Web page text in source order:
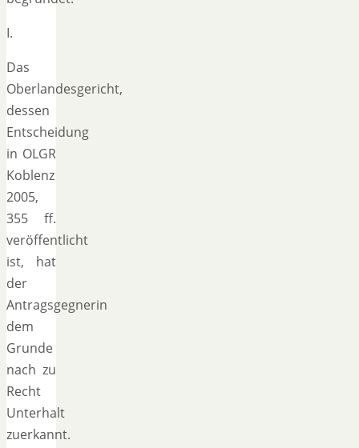
I.
Das
Oberlandesgericht,
dessen
Entscheidung
in OLGR
Koblenz
2005,
355 ff.
veröffentlicht
ist, hat
der
Antragsgegnerin
dem
Grunde
nach zu
Recht
Unterhalt
zuerkannt.